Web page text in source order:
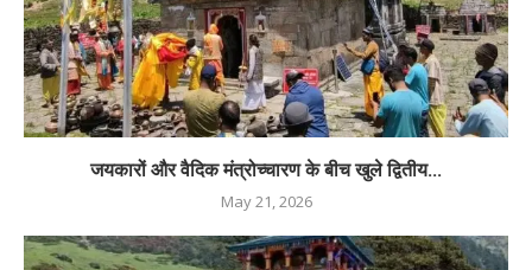
जयकारों और वैदिक मंत्रोच्चारण के बीच खुले द्वितीय...
May 21, 2026